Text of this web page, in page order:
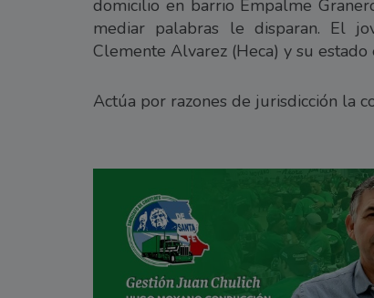
domicilio en barrio Empalme
mediar palabras le disparan. El
Clemente Alvarez (Heca) y su estado
Actúa por razones de jurisdicción la